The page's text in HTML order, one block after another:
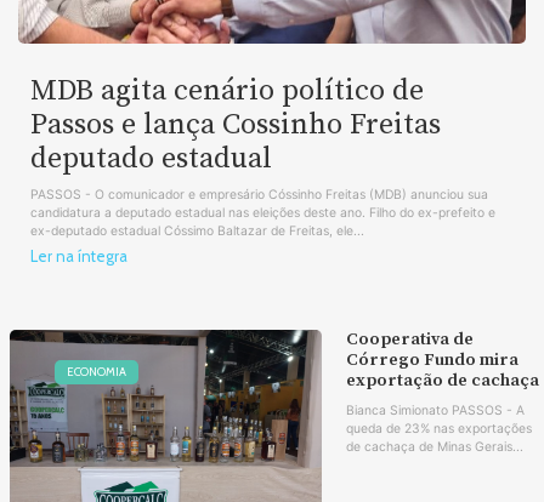
MDB agita cenário político de
Passos e lança Cossinho Freitas
deputado estadual
PASSOS - O comunicador e empresário Cóssinho Freitas (MDB) anunciou sua
candidatura a deputado estadual nas eleições deste ano. Filho do ex-prefeito e
ex-deputado estadual Cóssimo Baltazar de Freitas, ele...
Ler na íntegra
ECONOMIA
Cooperativa de
Córrego Fundo mira
exportação de cachaça
Bianca Simionato PASSOS - A
queda de 23% nas exportações
de cachaça de Minas Gerais...